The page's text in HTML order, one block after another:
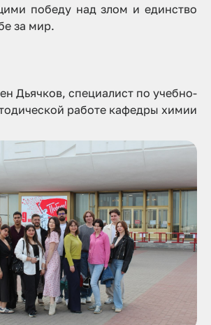
победу над злом и единство
за мир.
Дьячков, специалист по учебно-
работе кафедры химии